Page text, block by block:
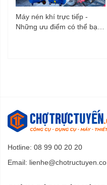
Máy nén khí trực tiếp -
Những ưu điểm có thể bạn
Hotline: 08 99 00 20 20
Email: lienhe@chotructuyen.co